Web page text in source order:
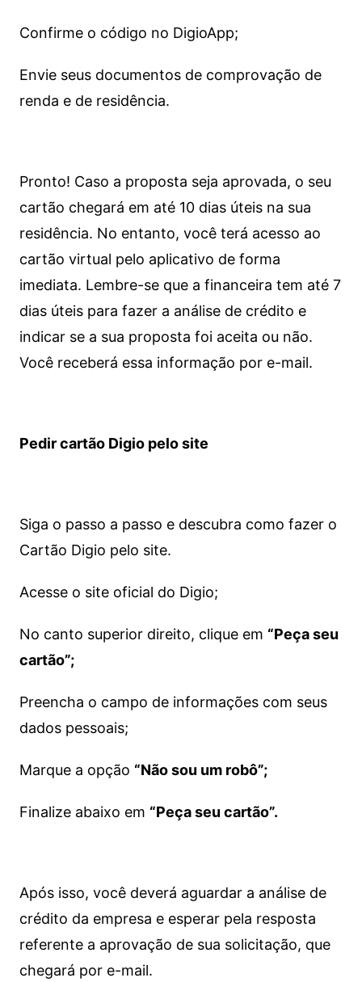
Confirme o código no DigioApp;
Envie seus documentos de comprovação de
renda e de residência.
Pronto! Caso a proposta seja aprovada, o seu
cartão chegará em até 10 dias úteis na sua
residência. No entanto, você terá acesso ao
cartão virtual pelo aplicativo de forma
imediata. Lembre-se que a financeira tem até 7
dias úteis para fazer a análise de crédito e
indicar se a sua proposta foi aceita ou não.
Você receberá essa informação por e-mail.
Pedir cartão Digio pelo site
Siga o passo a passo e descubra como fazer o
Cartão Digio pelo site.
Acesse o site oficial do Digio;
No canto superior direito, clique em “Peça seu
cartão”;
Preencha o campo de informações com seus
dados pessoais;
Marque a opção “Não sou um robô”;
Finalize abaixo em “Peça seu cartão”.
Após isso, você deverá aguardar a análise de
crédito da empresa e esperar pela resposta
referente a aprovação de sua solicitação, que
chegará por e-mail.